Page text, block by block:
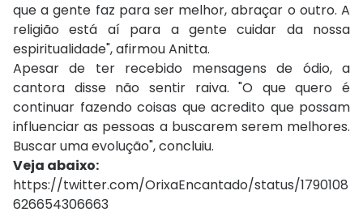
que a gente faz para ser melhor, abraçar o outro. A
religião está aí para a gente cuidar da nossa
espiritualidade", afirmou Anitta.
Apesar de ter recebido mensagens de ódio, a
cantora disse não sentir raiva. "O que quero é
continuar fazendo coisas que acredito que possam
influenciar as pessoas a buscarem serem melhores.
Buscar uma evolução", concluiu.
Veja abaixo:
https://twitter.com/OrixaEncantado/status/1790108
626654306663